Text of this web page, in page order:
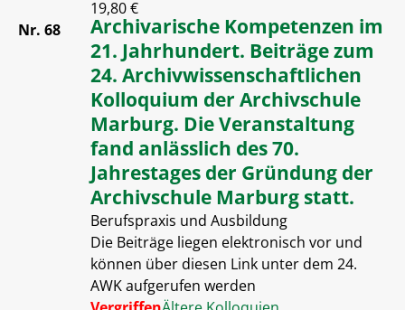
19,80 €
Nr. 68
Archivarische Kompetenzen im
21. Jahrhundert. Beiträge zum
24. Archivwissenschaftlichen
Kolloquium der Archivschule
Marburg. Die Veranstaltung
fand anlässlich des 70.
Jahrestages der Gründung der
Archivschule Marburg statt.
Berufspraxis und Ausbildung
Die Beiträge liegen elektronisch vor und
können über diesen Link unter dem 24.
AWK aufgerufen werden